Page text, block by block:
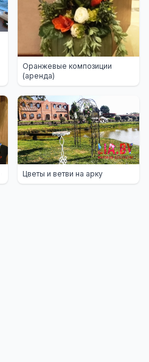
Оранжевые композиции
(аренда)
Цветы и ветви на арку